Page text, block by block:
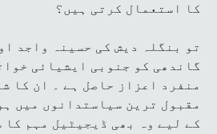
کا استعمال کرتی ہیں؟
تو بنگلہ دیش کی حسینہ واجد
گاندھی کو جنوبی ایشیائی
منفرد اعزاز حاصل ہے ۔ ان کا
مقبول ترین سیاستدانوں میں
کے لیے وہ بھی ڈیجیٹیل مہم کا